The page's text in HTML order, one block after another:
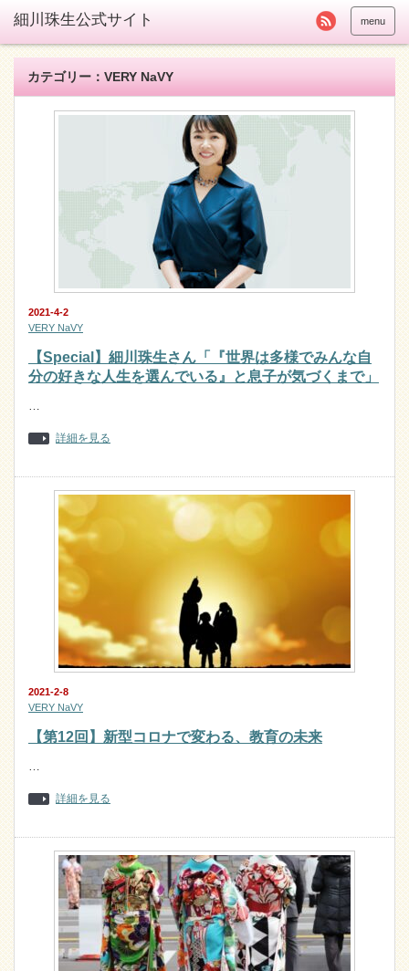
menu
カテゴリー：VERY NaVY
2021-4-2
VERY NaVY
【Special】細川珠生さん「『世界は多様でみんな自
分の好きな人生を選んでいる』と息子が気づくまで」
…
詳細を見る
2021-2-8
VERY NaVY
【第12回】新型コロナで変わる、教育の未来
…
詳細を見る